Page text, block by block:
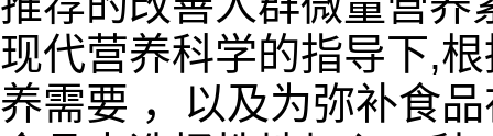
现代营养科学的指导下,
养需要 ，以及为弥补食